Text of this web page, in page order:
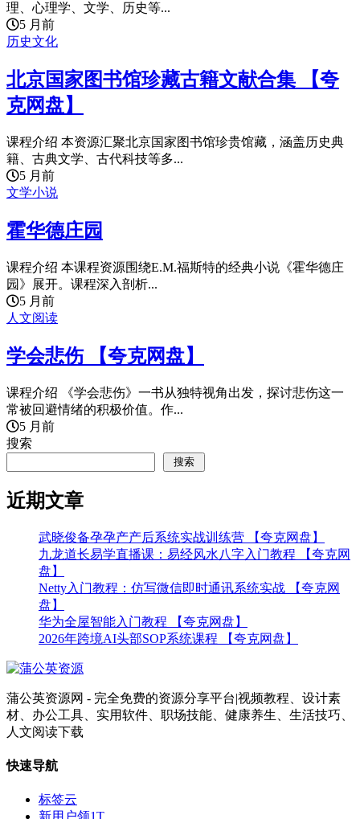
理、心理学、文学、历史等...
5 月前
历史文化
北京国家图书馆珍藏古籍文献合集 【夸
克网盘】
课程介绍 本资源汇聚北京国家图书馆珍贵馆藏，涵盖历史典
籍、古典文学、古代科技等多...
5 月前
文学小说
霍华德庄园
课程介绍 本课程资源围绕E.M.福斯特的经典小说《霍华德庄
园》展开。课程深入剖析...
5 月前
人文阅读
学会悲伤 【夸克网盘】
课程介绍 《学会悲伤》一书从独特视角出发，探讨悲伤这一
常被回避情绪的积极价值。作...
5 月前
搜索
搜索
近期文章
武晓俊备孕孕产产后系统实战训练营 【夸克网盘】
九龙道长易学直播课：易经风水八字入门教程 【夸克网
盘】
Netty入门教程：仿写微信即时通讯系统实战 【夸克网
盘】
华为全屋智能入门教程 【夸克网盘】
2026年跨境AI头部SOP系统课程 【夸克网盘】
蒲公英资源网 - 完全免费的资源分享平台|视频教程、设计素
材、办公工具、实用软件、职场技能、健康养生、生活技巧、
人文阅读下载
快速导航
标签云